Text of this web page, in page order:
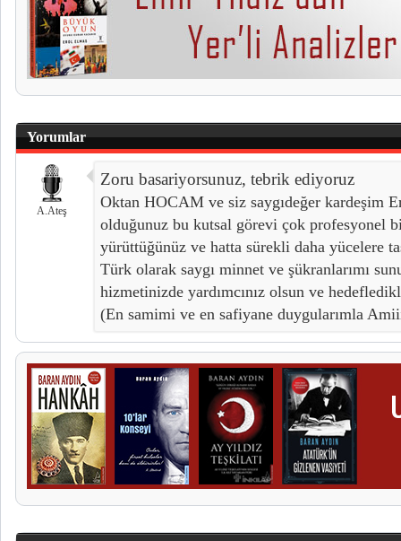
Yorumlar
A.Ateş
Zoru basariyorsunuz, tebrik ediyoruz
Oktan HOCAM ve siz saygıdeğer kardeşim
olduğunuz bu kutsal görevi çok profesyonel
yürüttüğünüz ve hatta sürekli daha yücelere
Türk olarak saygı minnet ve şükranlarımı
hizmetinizde yardımcınız olsun ve
(En samimi ve en safiyane duygularımla